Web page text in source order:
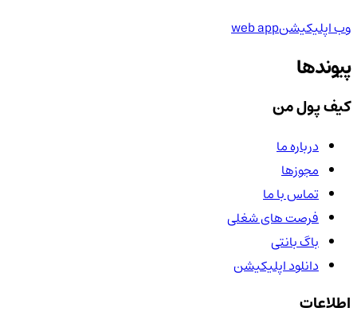
وب اپلیکیشنweb app
پیوندها
کیف پول من
درباره ما
مجوزها
تماس با ما
فرصت های شغلی
باگ بانتی
دانلود اپلیکیشن
اطلاعات